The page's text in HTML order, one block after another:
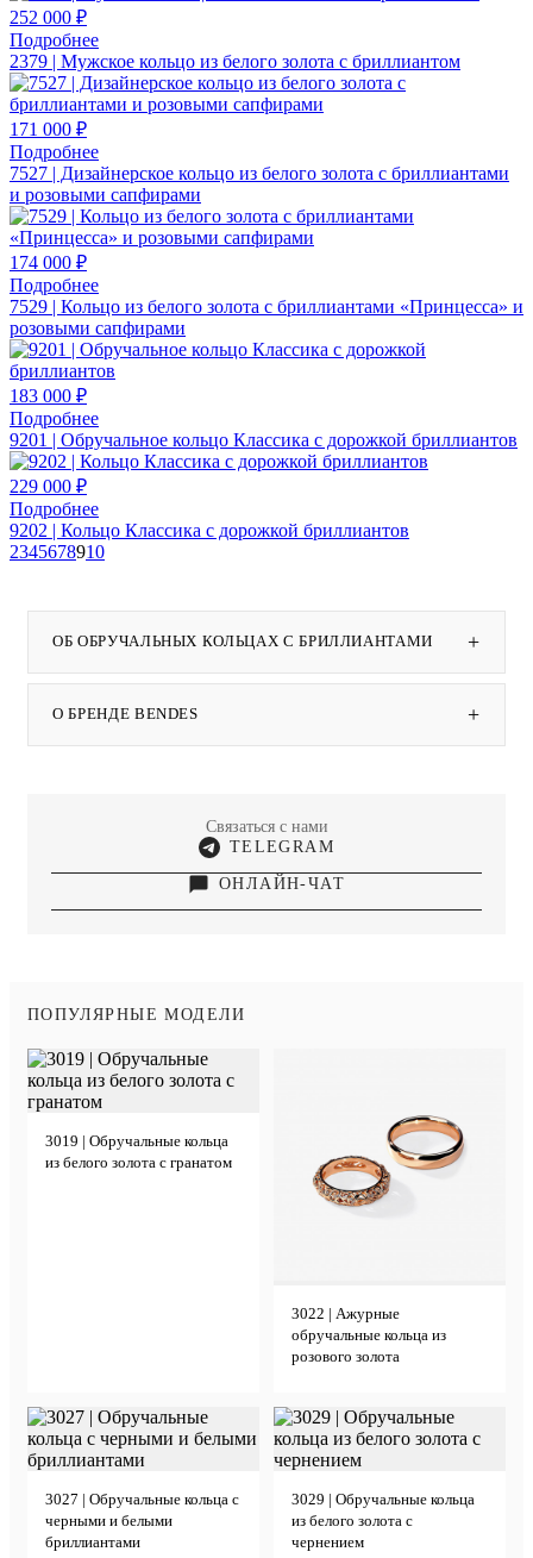
252 000 ₽
Подробнее
2379 | Мужское кольцо из белого золота с бриллиантом
171 000 ₽
Подробнее
7527 | Дизайнерское кольцо из белого золота с бриллиантами
и розовыми сапфирами
174 000 ₽
Подробнее
7529 | Кольцо из белого золота с бриллиантами «Принцесса» и
розовыми сапфирами
183 000 ₽
Подробнее
9201 | Обручальное кольцо Классика с дорожкой бриллиантов
229 000 ₽
Подробнее
9202 | Кольцо Классика с дорожкой бриллиантов
2345678910
ОБ ОБРУЧАЛЬНЫХ КОЛЬЦАХ С БРИЛЛИАНТАМИ +
О БРЕНДЕ BENDES +
Связаться с нами
TELEGRAM
ОНЛАЙН-ЧАТ
ПОПУЛЯРНЫЕ МОДЕЛИ
3019 | Обручальные кольца
из белого золота с гранатом
3022 | Ажурные
обручальные кольца из
розового золота
3027 | Обручальные кольца с
черными и белыми
бриллиантами
3029 | Обручальные кольца
из белого золота с
чернением